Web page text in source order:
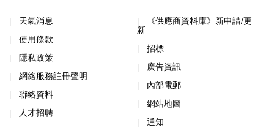
天氣消息
使用條款
隱私政策
網絡服務註冊聲明
聯絡資料
人才招聘
《供應商資料庫》新申請/更
新
招標
廣告資訊
內部電郵
網站地圖
通知